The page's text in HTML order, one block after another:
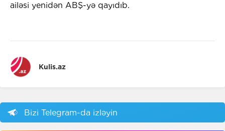
ailəsi yenidən ABŞ-yə qayıdıb.
Kulis.az
Bizi Telegram-da izləyin